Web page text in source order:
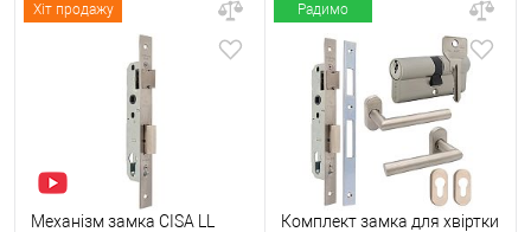
Хіт продажу
Механізм замка CISA LL
Радимо
Комплект замка для хвіртки